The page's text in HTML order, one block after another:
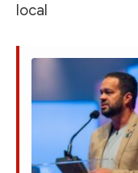
local